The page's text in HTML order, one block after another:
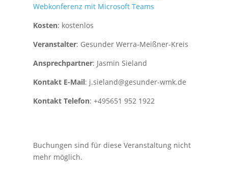
Webkonferenz mit Microsoft Teams
Kosten: kostenlos
Veranstalter: Gesunder Werra-Meißner-Kreis
Ansprechpartner: Jasmin Sieland
Kontakt E-Mail: j.sieland@gesunder-wmk.de
Kontakt Telefon: +495651 952 1922
Buchungen sind für diese Veranstaltung nicht
mehr möglich.